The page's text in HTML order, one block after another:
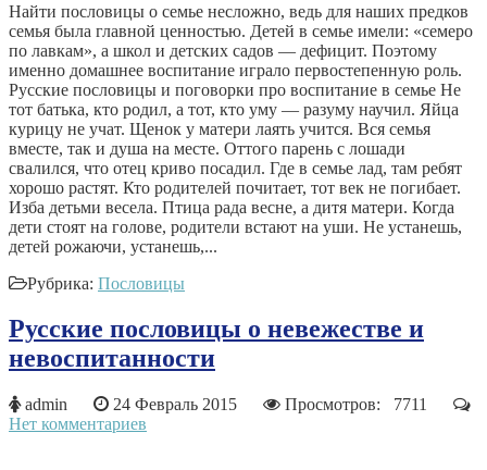
Найти пословицы о семье несложно, ведь для наших предков
семья была главной ценностью. Детей в семье имели: «семеро
по лавкам», а школ и детских садов — дефицит. Поэтому
именно домашнее воспитание играло первостепенную роль.
Русские пословицы и поговорки про воспитание в семье Не
тот батька, кто родил, а тот, кто уму — разуму научил. Яйца
курицу не учат. Щенок у матери лаять учится. Вся семья
вместе, так и душа на месте. Оттого парень с лошади
свалился, что отец криво посадил. Где в семье лад, там ребят
хорошо растят. Кто родителей почитает, тот век не погибает.
Изба детьми весела. Птица рада весне, а дитя матери. Когда
дети стоят на голове, родители встают на уши. Не устанешь,
детей рожаючи, устанешь,...
Рубрика: Пословицы
Русские пословицы о невежестве и
невоспитанности
admin 24 Февраль 2015
Просмотров: 7711
Нет комментариев